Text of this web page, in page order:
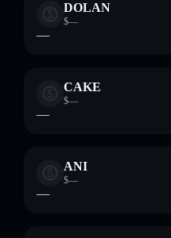
DOLAN
$—
—
CAKE
$—
—
ANI
$—
—